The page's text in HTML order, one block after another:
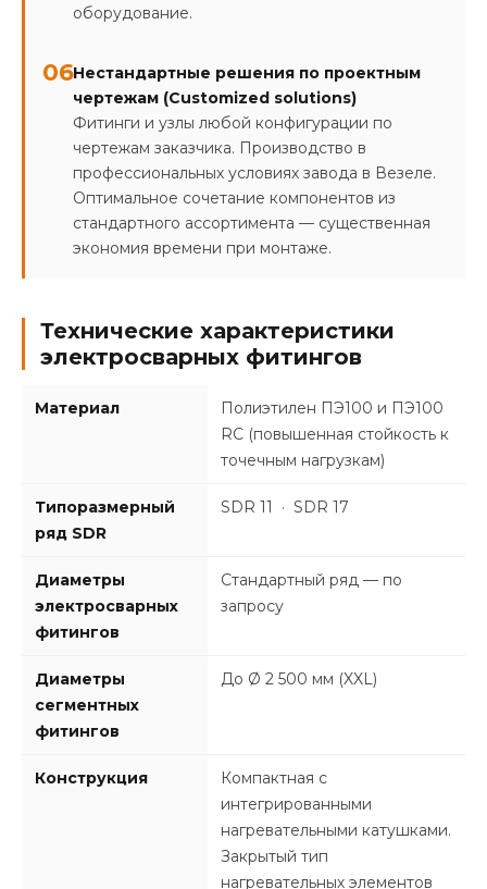
оборудование.
06Нестандартные решения по проектным
чертежам (Customized solutions)
Фитинги и узлы любой конфигурации по
чертежам заказчика. Производство в
профессиональных условиях завода в Везеле.
Оптимальное сочетание компонентов из
стандартного ассортимента — существенная
экономия времени при монтаже.
Технические характеристики
электросварных фитингов
Материал
Полиэтилен ПЭ100 и ПЭ100
RC (повышенная стойкость к
точечным нагрузкам)
Типоразмерный
ряд SDR
SDR 11 · SDR 17
Диаметры
электросварных
фитингов
Стандартный ряд — по
запросу
Диаметры
сегментных
фитингов
До Ø 2 500 мм (XXL)
Конструкция
Компактная с
интегрированными
нагревательными катушками.
Закрытый тип
нагревательных элементов